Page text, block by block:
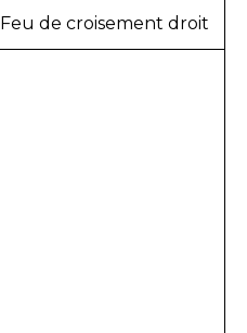
Feu de croisement droit